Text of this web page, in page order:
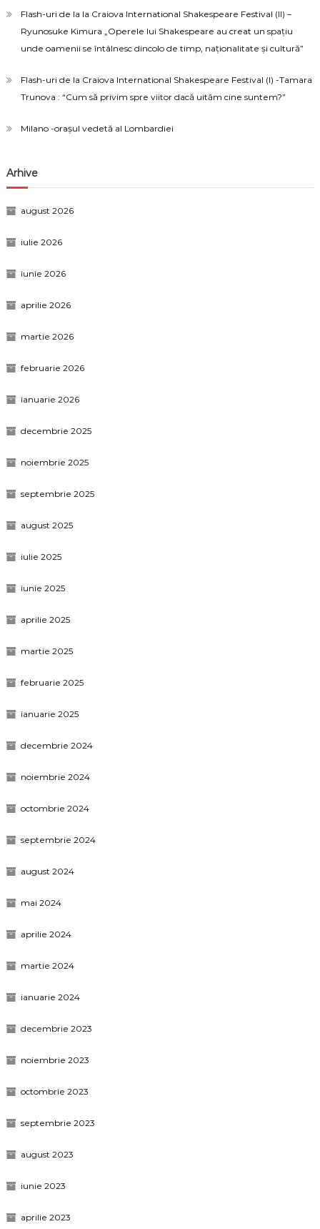
Flash-uri de la la Craiova International Shakespeare Festival (II) –
Ryunosuke Kimura „Operele lui Shakespeare au creat un spațiu
unde oamenii se întâlnesc dincolo de timp, naționalitate și cultură”
Flash-uri de la Craiova International Shakespeare Festival (I) -Tamara
Trunova : “Cum să privim spre viitor dacă uităm cine suntem?”
Milano -orașul vedetă al Lombardiei
Arhive
august 2026
iulie 2026
iunie 2026
aprilie 2026
martie 2026
februarie 2026
ianuarie 2026
decembrie 2025
noiembrie 2025
septembrie 2025
august 2025
iulie 2025
iunie 2025
aprilie 2025
martie 2025
februarie 2025
ianuarie 2025
decembrie 2024
noiembrie 2024
octombrie 2024
septembrie 2024
august 2024
mai 2024
aprilie 2024
martie 2024
ianuarie 2024
decembrie 2023
noiembrie 2023
octombrie 2023
septembrie 2023
august 2023
iunie 2023
aprilie 2023